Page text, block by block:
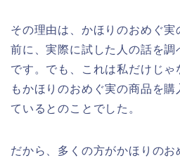
その理由は、かほりのおめぐ実
前に、実際に試した人の話を調
です。でも、これは私だけじゃ
もかほりのおめぐ実の商品を
ているとのことでした。
だから、多くの方がかほりのお